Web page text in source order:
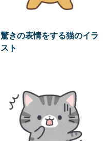
驚きの表情をする猫のイラ
スト